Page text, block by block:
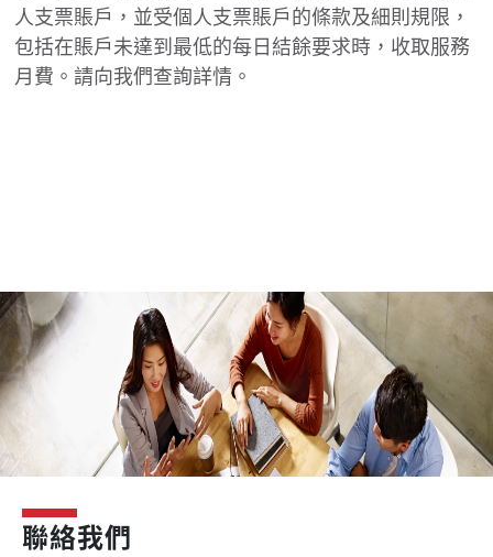
人支票賬戶，並受個人支票賬戶的條款及細則規限，
包括在賬戶未達到最低的每日結餘要求時，收取服務
月費。請向我們查詢詳情。
聯絡我們